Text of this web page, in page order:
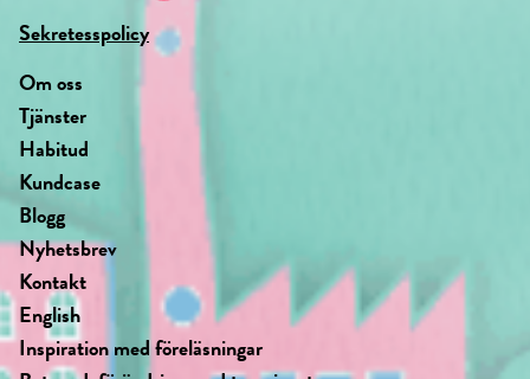
Sekretesspolicy
Om oss
Tjänster
Habitud
Kundcase
Blogg
Nyhetsbrev
Kontakt
English
Inspiration med föreläsningar